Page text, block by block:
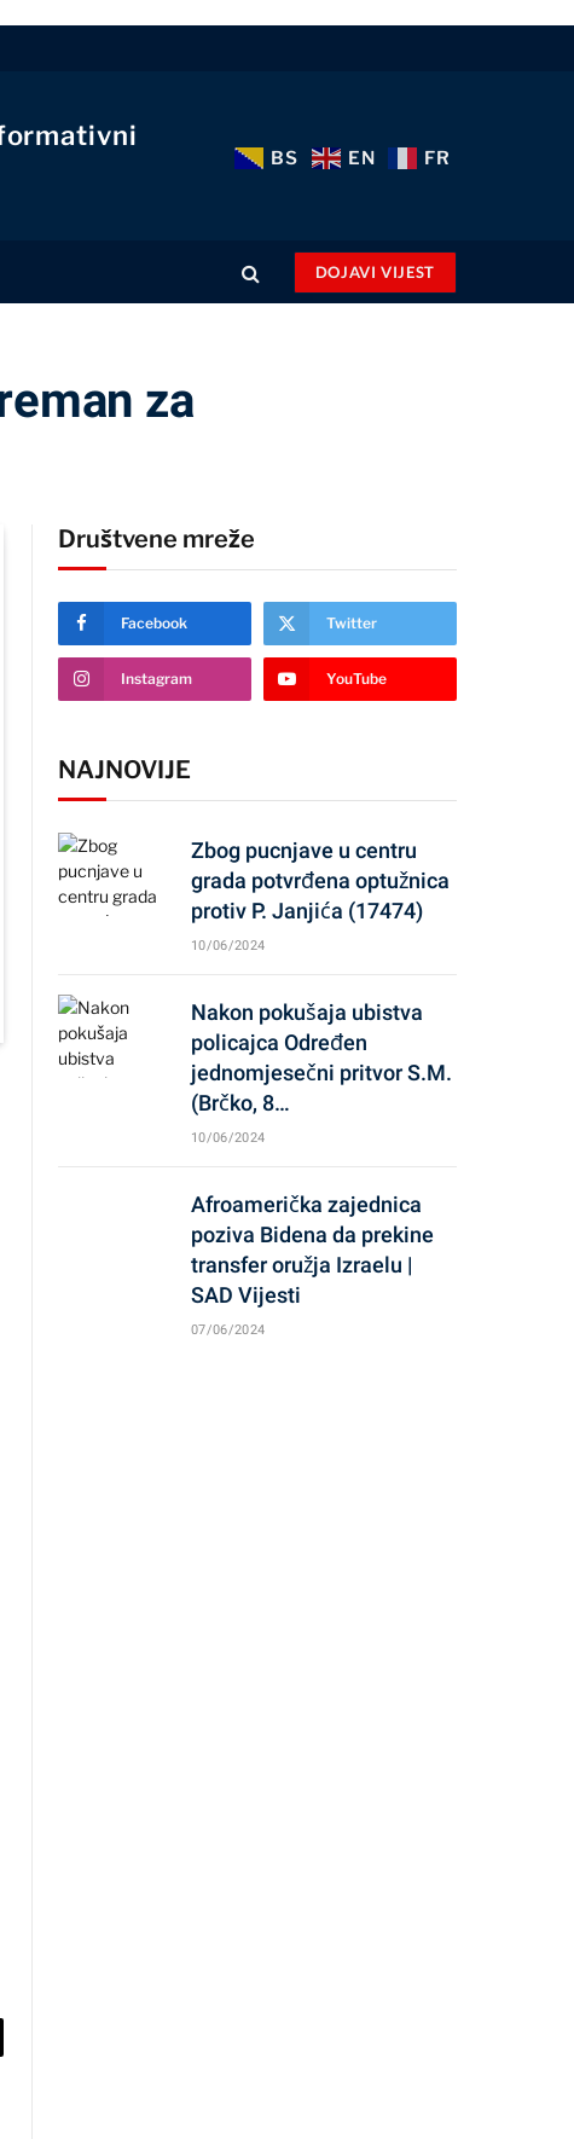
BS EN FR
DOJAVI VIJEST
za
Društvene mreže
Facebook Twitter
Instagram YouTube
NAJNOVIJE
Zbog pucnjave u centru
grada potvrđena optužnica
protiv P. Janjića (17474)
10/06/2024
Nakon pokušaja ubistva
policajca Određen
jednomjesečni pritvor S.M.
(Brčko, 8…
10/06/2024
Afroamerička zajednica
poziva Bidena da prekine
transfer oružja Izraelu |
SAD Vijesti
07/06/2024